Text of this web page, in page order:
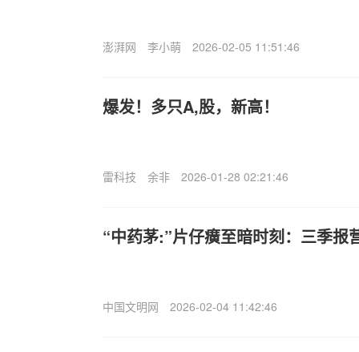
澎湃网 李小萌 2026-02-05 11:51:46
爆发！多只A,股，新高！
雷科技 余非 2026-01-28 02:21:46
“中药茅:”片仔癀至暗时刻：三季报
中国文明网 2026-02-04 11:42:46